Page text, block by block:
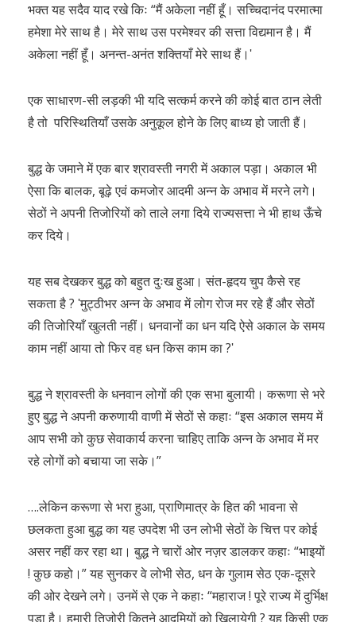
भक्त यह सदैव याद रखे किः “मैं अकेला नहीं हूँ। सच्चिदानंद परमात्मा
हमेशा मेरे साथ है। मेरे साथ उस परमेश्वर की सत्ता विद्यमान है। मैं
अकेला नहीं हूँ। अनन्त-अनंत शक्तियाँ मेरे साथ हैं।ʹ
एक साधारण-सी लड़की भी यदि सत्कर्म करने की कोई बात ठान लेती
है तो परिस्थितियाँ उसके अनुकूल होने के लिए बाध्य हो जाती हैं।
बुद्ध के जमाने में एक बार श्रावस्ती नगरी में अकाल पड़ा। अकाल भी
ऐसा कि बालक, बूढ़े एवं कमजोर आदमी अन्न के अभाव में मरने लगे।
सेठों ने अपनी तिजोरियों को ताले लगा दिये राज्यसत्ता ने भी हाथ ऊँचे
कर दिये।
यह सब देखकर बुद्ध को बहुत दुःख हुआ। संत-हृदय चुप कैसे रह
सकता है ? ʹमुट्ठीभर अन्न के अभाव में लोग रोज मर रहे हैं और सेठों
की तिजोरियाँ खुलती नहीं। धनवानों का धन यदि ऐसे अकाल के समय
काम नहीं आया तो फिर वह धन किस काम का ?ʹ
बुद्ध ने श्रावस्ती के धनवान लोगों की एक सभा बुलायी। करूणा से भरे
हुए बुद्ध ने अपनी करुणायी वाणी में सेठों से कहाः “इस अकाल समय में
आप सभी को कुछ सेवाकार्य करना चाहिए ताकि अन्न के अभाव में मर
रहे लोगों को बचाया जा सके।”
….लेकिन करूणा से भरा हुआ, प्राणिमात्र के हित की भावना से
छलकता हुआ बुद्ध का यह उपदेश भी उन लोभी सेठों के चित्त पर कोई
असर नहीं कर रहा था। बुद्ध ने चारों ओर नज़र डालकर कहाः “भाइयों
! कुछ कहो।” यह सुनकर वे लोभी सेठ, धन के गुलाम सेठ एक-दूसरे
की ओर देखने लगे। उनमें से एक ने कहाः “महाराज ! पूरे राज्य में दुर्भिक्ष
पड़ा है। हमारी तिजोरी कितने आदमियों को खिलायेगी ? यह किसी एक